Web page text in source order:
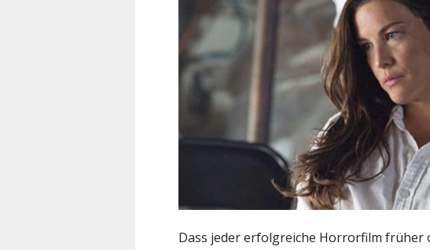
Dass jeder erfolgreiche Horrorfilm früher